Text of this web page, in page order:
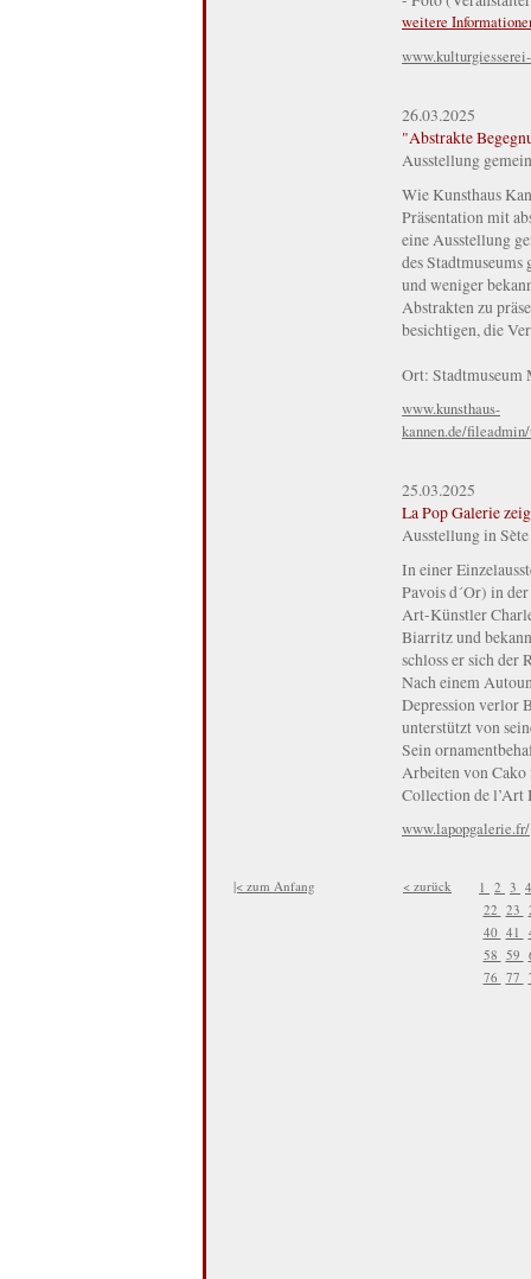
weitere
26.03.2025
"Abstrakte
Ausstellung
Wie Kunsthaus
Präsentation mit
eine Ausstellung
des
und weniger
Abstrakten zu
besichtigen, die
Ort: Stadtmuseum
www.kunsthaus-
kannen.de/
25.03.2025
La Pop Galerie
Ausstellung in
In einer
Pavois d´Or) in
Art-Künstler
Biarritz und
schloss er sich der
Nach einem
Depression verlor
unterstützt von
Sein
Arbeiten von Cako
Collection de l’Art
www.lapopgalerie.fr/
|< zum Anfang < zurück 1 2 3
22 23
40 41
58 59
76 77